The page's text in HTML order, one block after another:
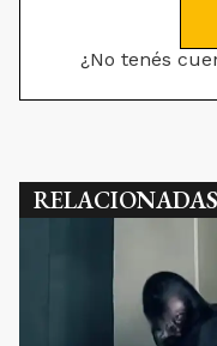
¿No tenés
RELACIONADAS